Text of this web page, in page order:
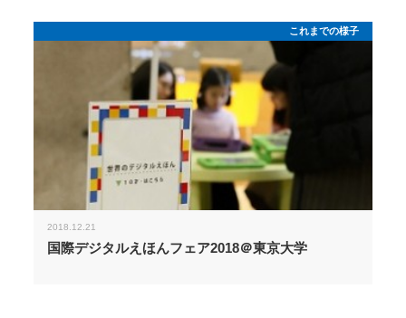
これまでの様子
2018.12.21
国際デジタルえほんフェア2018＠東京大学